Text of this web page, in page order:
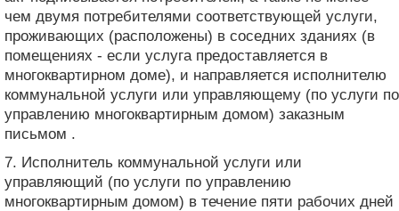
чем двумя потребителями соответствующей услуги,
проживающих (расположены) в соседних зданиях (в
помещениях - если услуга предоставляется в
многоквартирном доме), и направляется исполнителю
коммунальной услуги или управляющему (по услуги по
управлению многоквартирным домом) заказным
письмом .
7. Исполнитель коммунальной услуги или
управляющий (по услуги по управлению
многоквартирным домом) в течение пяти рабочих дней